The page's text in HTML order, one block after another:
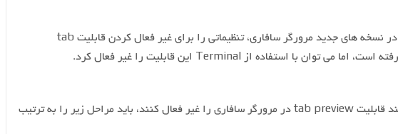
با اینکه شرکت اپل در نسخه های جدید مرورگر سافاری، تنظیماتی را برای غیر فعال کردن قابلیت tab
افرادی که می خواهند قابلیت tab preview در مرورگر سافاری را غیر فعال کنند، باید مراحل زیر را به ترتیب